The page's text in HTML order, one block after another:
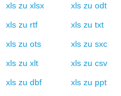
xls zu xlsx xls zu odt
xls zu rtf xls zu txt
xls zu ots xls zu sxc
xls zu xlt xls zu csv
xls zu dbf xls zu ppt